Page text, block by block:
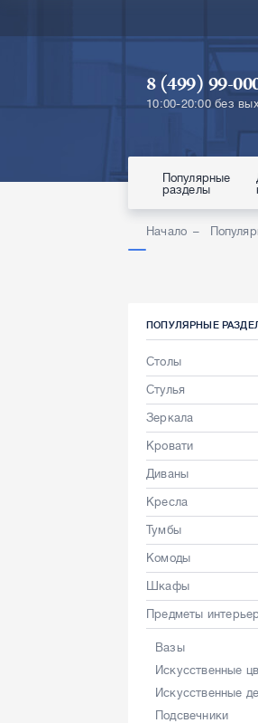
8 (499) 99-
10:00-20:00 без
Популярные
разделы
Начало
ПОПУЛЯРНЫЕ
Столы
Стулья
Зеркала
Кровати
Диваны
Кресла
Тумбы
Комоды
Шкафы
Предметы
Вазы
Искусственные
Искусственные
Подсвечники